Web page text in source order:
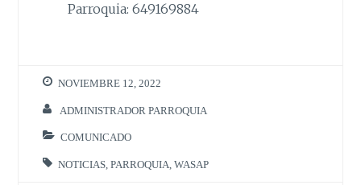
Parroquia: 649169884
NOVIEMBRE 12, 2022
ADMINISTRADOR PARROQUIA
COMUNICADO
NOTICIAS ,PARROQUIA ,WASAP